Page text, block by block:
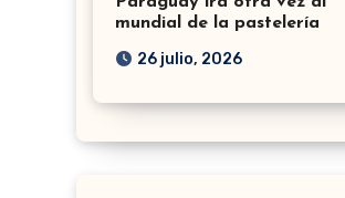
mundial de la pastelería
26 julio, 2026